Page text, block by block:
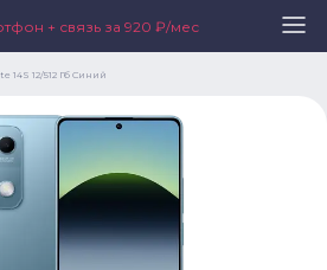
+ связь за 920 ₽/мес
14S 12/512 Гб Синий